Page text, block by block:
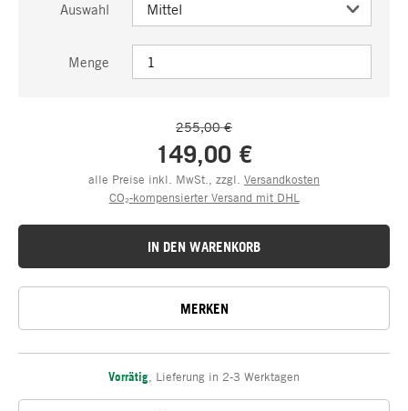
Auswahl
Menge
255,00 €
149,00 €
alle Preise inkl. MwSt., zzgl. Versandkosten
CO₂-kompensierter Versand mit DHL
IN DEN WARENKORB
MERKEN
Vorrätig Lieferung in 2-3 Werktagen